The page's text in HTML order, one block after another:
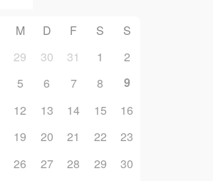
M D F S
S
29 30 31 1
2
5 6 7 8
9
12 13 14 15
16
19 20 21 22
23
26 27 28 29
30